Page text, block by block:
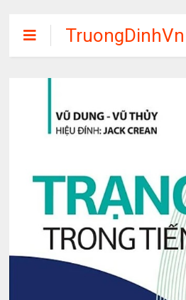
TruongDinhVn
Chia sẽ ebook,
tập miễn phí